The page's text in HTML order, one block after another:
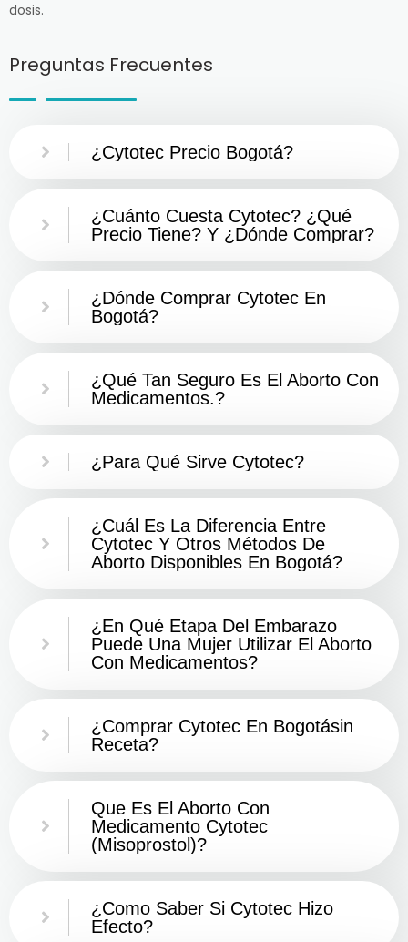
dosis.
Preguntas Frecuentes
¿Cytotec Precio Bogotá?
¿Cuánto Cuesta Cytotec? ¿Qué
Precio Tiene? Y ¿Dónde Comprar?
¿Dónde Comprar Cytotec En
Bogotá?
¿Qué Tan Seguro Es El Aborto Con
Medicamentos.?
¿Para Qué Sirve Cytotec?
¿Cuál Es La Diferencia Entre
Cytotec Y Otros Métodos De
Aborto Disponibles En Bogotá?
¿En Qué Etapa Del Embarazo
Puede Una Mujer Utilizar El Aborto
Con Medicamentos?
¿Comprar Cytotec En Bogotásin
Receta?
Que Es El Aborto Con
Medicamento Cytotec
(misoprostol)?
¿Como Saber Si Cytotec Hizo
Efecto?